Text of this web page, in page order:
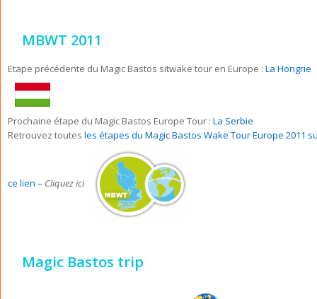
MBWT 2011
Etape précédente du Magic Bastos sitwake tour en Europe : La Hongrie
Prochaine étape du Magic Bastos Europe Tour : La Serbie
Retrouvez toutes les étapes du Magic Bastos Wake Tour Europe 2011
ce lien – Cliquez ici
Magic Bastos trip